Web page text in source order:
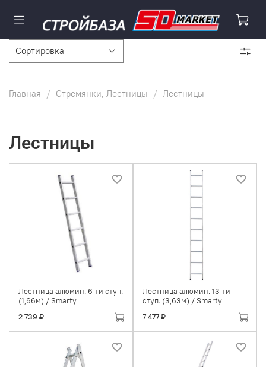
Главная Стремянки, Лестницы Лестницы
Лестницы
Лестница алюмин. 6-ти ступ.
(1,66м) / Smarty
2 739 ₽
Лестница алюмин. 13-ти
ступ. (3,63м) / Smarty
7 477 ₽